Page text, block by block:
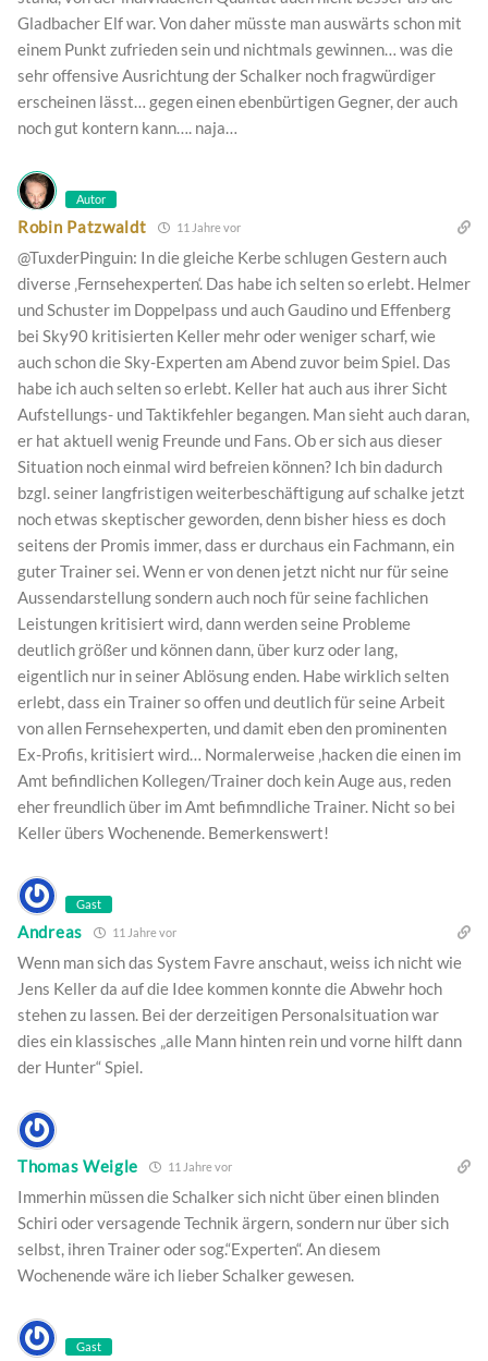
Gladbacher Elf war. Von daher müsste man auswärts schon mit
einem Punkt zufrieden sein und nichtmals gewinnen… was die
sehr offensive Ausrichtung der Schalker noch fragwürdiger
erscheinen lässt… gegen einen ebenbürtigen Gegner, der auch
noch gut kontern kann…. naja…
Autor
Robin Patzwaldt 11 Jahre vor
@TuxderPinguin: In die gleiche Kerbe schlugen Gestern auch
diverse ‚Fernsehexperten‘. Das habe ich selten so erlebt. Helmer
und Schuster im Doppelpass und auch Gaudino und Effenberg
bei Sky90 kritisierten Keller mehr oder weniger scharf, wie
auch schon die Sky-Experten am Abend zuvor beim Spiel. Das
habe ich auch selten so erlebt. Keller hat auch aus ihrer Sicht
Aufstellungs- und Taktikfehler begangen. Man sieht auch daran,
er hat aktuell wenig Freunde und Fans. Ob er sich aus dieser
Situation noch einmal wird befreien können? Ich bin dadurch
bzgl. seiner langfristigen weiterbeschäftigung auf schalke jetzt
noch etwas skeptischer geworden, denn bisher hiess es doch
seitens der Promis immer, dass er durchaus ein Fachmann, ein
guter Trainer sei. Wenn er von denen jetzt nicht nur für seine
Aussendarstellung sondern auch noch für seine fachlichen
Leistungen kritisiert wird, dann werden seine Probleme
deutlich größer und können dann, über kurz oder lang,
eigentlich nur in seiner Ablösung enden. Habe wirklich selten
erlebt, dass ein Trainer so offen und deutlich für seine Arbeit
von allen Fernsehexperten, und damit eben den prominenten
Ex-Profis, kritisiert wird… Normalerweise ‚hacken die einen im
Amt befindlichen Kollegen/Trainer doch kein Auge aus, reden
eher freundlich über im Amt befimndliche Trainer. Nicht so bei
Keller übers Wochenende. Bemerkenswert!
Gast
Andreas 11 Jahre vor
Wenn man sich das System Favre anschaut, weiss ich nicht wie
Jens Keller da auf die Idee kommen konnte die Abwehr hoch
stehen zu lassen. Bei der derzeitigen Personalsituation war
dies ein klassisches „alle Mann hinten rein und vorne hilft dann
der Hunter“ Spiel.
Thomas Weigle 11 Jahre vor
Immerhin müssen die Schalker sich nicht über einen blinden
Schiri oder versagende Technik ärgern, sondern nur über sich
selbst, ihren Trainer oder sog.“Experten“. An diesem
Wochenende wäre ich lieber Schalker gewesen.
Gast